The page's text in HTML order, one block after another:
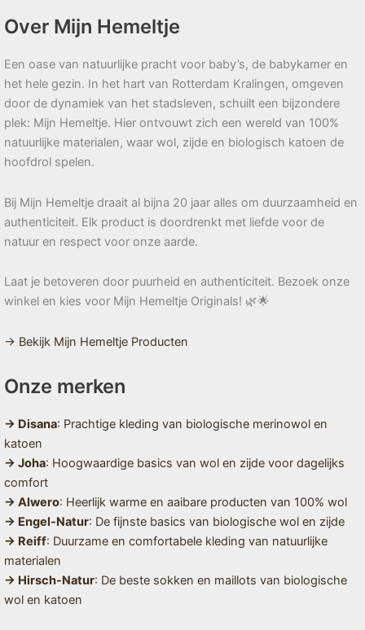
Over Mijn Hemeltje
Een oase van natuurlijke pracht voor baby’s, de babykamer en
het hele gezin. In het hart van Rotterdam Kralingen, omgeven
door de dynamiek van het stadsleven, schuilt een bijzondere
plek: Mijn Hemeltje. Hier ontvouwt zich een wereld van 100%
natuurlijke materialen, waar wol, zijde en biologisch katoen de
hoofdrol spelen.
Bij Mijn Hemeltje draait al bijna 20 jaar alles om duurzaamheid en
authenticiteit. Elk product is doordrenkt met liefde voor de
natuur en respect voor onze aarde.
Laat je betoveren door puurheid en authenticiteit. Bezoek onze
winkel en kies voor Mijn Hemeltje Originals! 🌿🌟
→ Bekijk Mijn Hemeltje Producten
Onze merken
→ Disana: Prachtige kleding van biologische merinowol en
katoen
→ Joha: Hoogwaardige basics van wol en zijde voor dagelijks
comfort
→ Alwero: Heerlijk warme en aaibare producten van 100% wol
→ Engel-Natur: De fijnste basics van biologische wol en zijde
→ Reiff: Duurzame en comfortabele kleding van natuurlijke
materialen
→ Hirsch-Natur: De beste sokken en maillots van biologische
wol en katoen